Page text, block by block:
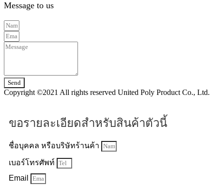
Message to us
Send
Copyright ©2021 All rights reserved United Poly Product Co., Ltd.
ขอรายละเอียดสำหรับสินค้าตัวนี้
ชื่อบุคคล หรือบริษัทร้านค้า
เบอร์โทรศัพท์
Email